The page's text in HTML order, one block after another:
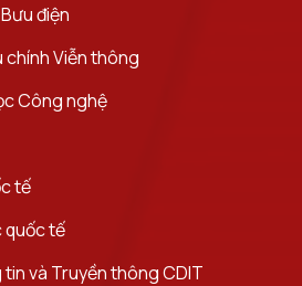
điện
Viễn thông
Công nghệ
tế
quốc tế
và Truyền thông CDIT